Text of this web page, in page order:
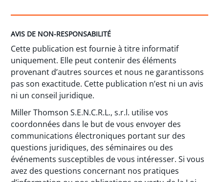
AVIS DE NON-RESPONSABILITÉ
Cette publication est fournie à titre informatif
uniquement. Elle peut contenir des éléments
provenant d’autres sources et nous ne garantissons
pas son exactitude. Cette publication n’est ni un avis
ni un conseil juridique.
Miller Thomson S.E.N.C.R.L., s.r.l. utilise vos
coordonnées dans le but de vous envoyer des
communications électroniques portant sur des
questions juridiques, des séminaires ou des
événements susceptibles de vous intéresser. Si vous
avez des questions concernant nos pratiques